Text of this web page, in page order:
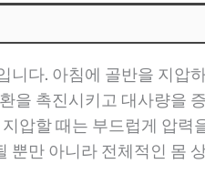
다. 아침에 골반을 지압
을 촉진시키고 대사량을
압할 때는 부드럽게 압
만 아니라 전체적인 몸